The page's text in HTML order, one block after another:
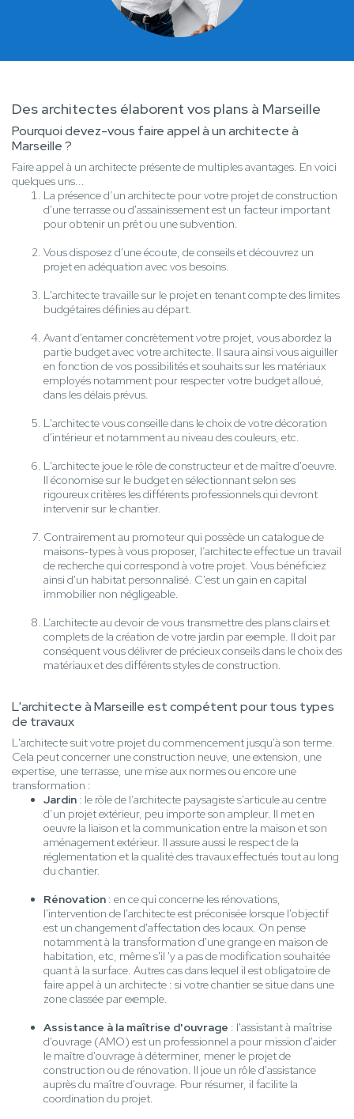
Des architectes élaborent vos plans à Marseille
Pourquoi devez-vous faire appel à un architecte à
Marseille ?
Faire appel à un architecte présente de multiples avantages. En voici
quelques uns...
La présence d’un architecte pour votre projet de construction
d'une terrasse ou d'assainissement est un facteur important
pour obtenir un prêt ou une subvention.
Vous disposez d'une écoute, de conseils et découvrez un
projet en adéquation avec vos besoins.
L'architecte travaille sur le projet en tenant compte des limites
budgétaires définies au départ.
Avant d'entamer concrètement votre projet, vous abordez la
partie budget avec votre architecte. Il saura ainsi vous aiguiller
en fonction de vos possibilités et souhaits sur les matériaux
employés notamment pour respecter votre budget alloué,
dans les délais prévus.
L'architecte vous conseille dans le choix de votre décoration
d'intérieur et notamment au niveau des couleurs, etc.
L'architecte joue le rôle de constructeur et de maître d'oeuvre.
Il économise sur le budget en sélectionnant selon ses
rigoureux critères les différents professionnels qui devront
intervenir sur le chantier.
Contrairement au promoteur qui possède un catalogue de
maisons-types à vous proposer, l’architecte effectue un travail
de recherche qui correspond à votre projet. Vous bénéficiez
ainsi d'un habitat personnalisé. C'est un gain en capital
immobilier non négligeable.
L’architecte au devoir de vous transmettre des plans clairs et
complets de la création de votre jardin par exemple. Il doit par
conséquent vous délivrer de précieux conseils dans le choix des
matériaux et des différents styles de construction.
L'architecte à Marseille est compétent pour tous types
de travaux
L'architecte suit votre projet du commencement jusqu'à son terme.
Cela peut concerner une construction neuve, une extension, une
expertise, une terrasse, une mise aux normes ou encore une
transformation :
Jardin : le rôle de l’architecte paysagiste s'articule au centre
d’un projet extérieur, peu importe son ampleur. Il met en
oeuvre la liaison et la communication entre la maison et son
aménagement extérieur. Il assure aussi le respect de la
réglementation et la qualité des travaux effectués tout au long
du chantier.
Rénovation : en ce qui concerne les rénovations,
l'intervention de l'architecte est préconisée lorsque l'objectif
est un changement d'affectation des locaux. On pense
notamment à la transformation d'une grange en maison de
habitation, etc, même s'il 'y a pas de modification souhaitée
quant à la surface. Autres cas dans lequel il est obligatoire de
faire appel à un architecte : si votre chantier se situe dans une
zone classée par exemple.
Assistance à la maîtrise d'ouvrage : l'assistant à maîtrise
d'ouvrage (AMO) est un professionnel a pour mission d'aider
le maître d'ouvrage à déterminer, mener le projet de
construction ou de rénovation. Il joue un rôle d'assistance
auprès du maître d'ouvrage. Pour résumer, il facilite la
coordination du projet.